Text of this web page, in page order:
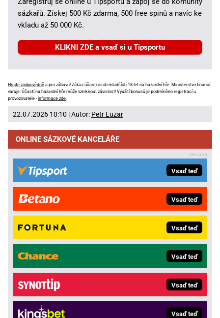
sázkařů. Získej 500 Kč zdarma, 500 free spinů a navíc ke
vkladu až 50 000 Kč.
KLIKNI ZDE a vsaď si u Tipsportu
Hrajte zodpovědně a pro zábavu! Zákaz účasti osob mladších 18 let na hazardní hře. Ministerstvo financí
varuje: Účastí na hazardní hře může vzniknout závislost! Využití bonusů je podmíněno registrací u
provozovatele -informace zde
22.07.2026 10:10 | Autor: Petr Luzar
ONLINE SÁZKOVÉ KANCELÁŘE
Vsaď teď
Vsaď teď
Vsaď teď
Vsaď teď
Vsaď teď
Vsaď teď